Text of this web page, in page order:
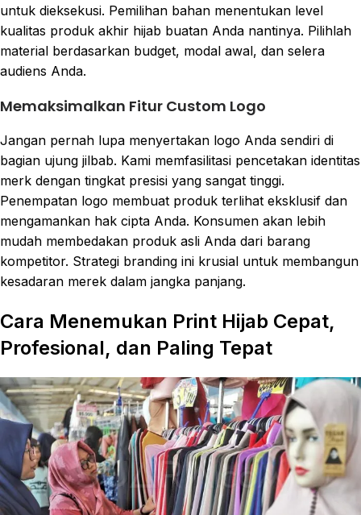
untuk dieksekusi. Pemilihan bahan menentukan level
kualitas produk akhir hijab buatan Anda nantinya. Pilihlah
material berdasarkan budget, modal awal, dan selera
audiens Anda.
Memaksimalkan Fitur Custom Logo
Jangan pernah lupa menyertakan logo Anda sendiri di
bagian ujung jilbab. Kami memfasilitasi pencetakan identitas
merk dengan tingkat presisi yang sangat tinggi.
Penempatan logo membuat produk terlihat eksklusif dan
mengamankan hak cipta Anda. Konsumen akan lebih
mudah membedakan produk asli Anda dari barang
kompetitor. Strategi branding ini krusial untuk membangun
kesadaran merek dalam jangka panjang.
Cara Menemukan Print Hijab Cepat,
Profesional, dan Paling Tepat